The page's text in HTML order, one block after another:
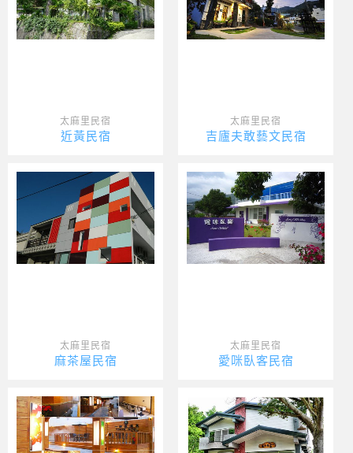
太麻里民宿
近黃民宿
太麻里民宿
吉廬夫敢藝文民宿
太麻里民宿
麻茶屋民宿
太麻里民宿
愛咪臥客民宿